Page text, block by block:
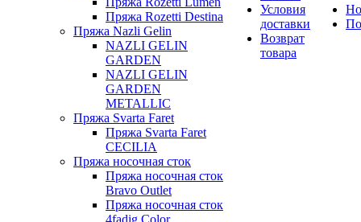
Пряжа Rozetti Destina
Пряжа Nazli Gelin
NAZLI GELIN
GARDEN
NAZLI GELIN
GARDEN
METALLIC
Пряжа Svarta Faret
Пряжа Svarta Faret
CECILIA
Пряжа носочная сток
Пряжа носочная сток
Bravo Outlet
Пряжа носочная сток
4fadig Color
Условия
доставки
Возврат
товара